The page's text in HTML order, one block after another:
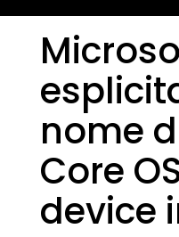
nome
Core
device